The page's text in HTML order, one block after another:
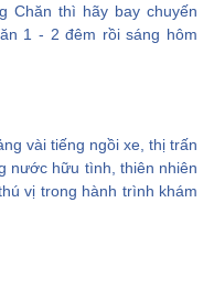
Chăn thì hãy bay chuyến
1 - 2 đêm rồi sáng hôm
vài tiếng ngồi xe, thị trấn
nước hữu tình, thiên nhiên
vị trong hành trình khám